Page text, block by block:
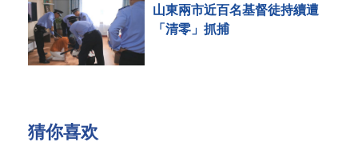
山東兩市近百名基督徒持續遭
「清零」抓捕
猜你喜欢